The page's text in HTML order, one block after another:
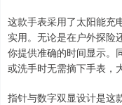
这款手表采用了太阳能充
实用。无论是在户外探险
你提供准确的时间显示。
或洗手时无需摘下手表，
指针与数字双显设计是这